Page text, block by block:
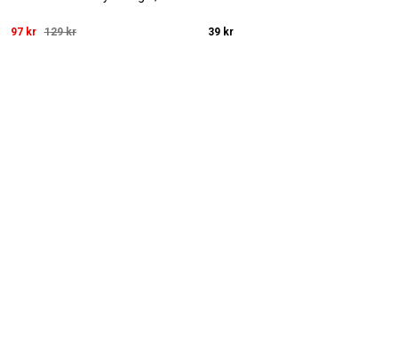
97 kr 129 kr 39 kr